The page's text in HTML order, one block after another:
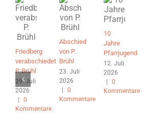
Friedberg
verabschiedet
P. Brühl
29. Juli
2026
0
Kommentare
Abschied
von P.
Brühl
23. Juli
2026
0
Kommentare
10
Jahre
Pfarrjugend
12. Juli
2026
0
Kommentare